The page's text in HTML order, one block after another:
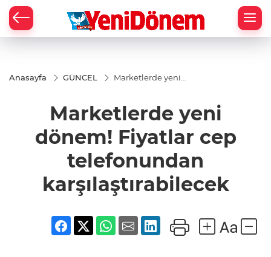
Anasayfa GÜNCEL
Marketlerde yeni
karşılaştırabilecek
Marketlerde yeni
dönem! Fiyatlar cep
telefonundan
karşılaştırabilecek